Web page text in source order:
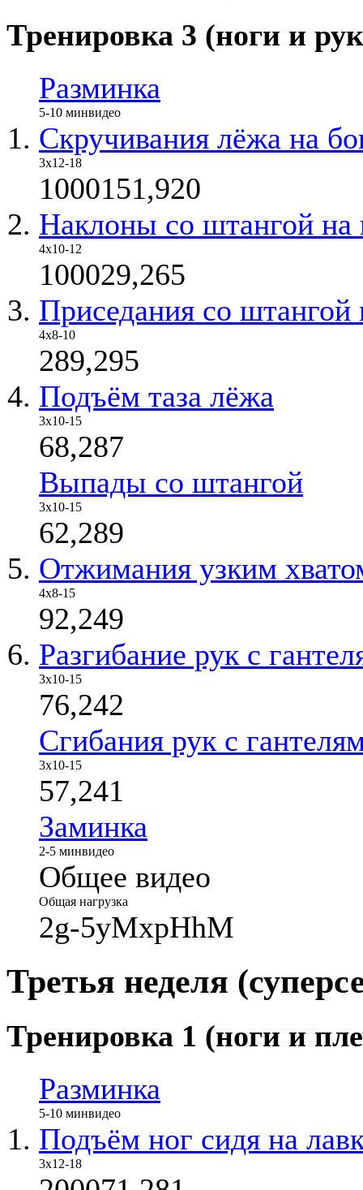
Тренировка 3 (ноги и
Разминка
5-10 минвидео
Скручивания лёжа на
3х12-18
1000151,920
Наклоны со штангой на
4х10-12
100029,265
Приседания со штангой
4х8-10
289,295
Подъём таза лёжа
3х10-15
68,287
Выпады со штангой
3х10-15
62,289
Отжимания узким
4x8-15
92,249
Разгибание рук с
3х10-15
76,242
Сгибания рук с
3х10-15
57,241
Заминка
2-5 минвидео
Общее видео
Общая нагрузка
2g-5yMxpHhM
Третья неделя
Тренировка 1 (ноги и
Разминка
5-10 минвидео
Подъём ног сидя на
3x12-18